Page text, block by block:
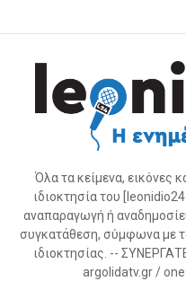
Όλα τα κείμενα, εικόνες
ιδιοκτησία του
αναπαραγωγή ή
συγκατάθεση, σύμφωνα με
ιδιοκτησίας. --
argolidatv.gr /